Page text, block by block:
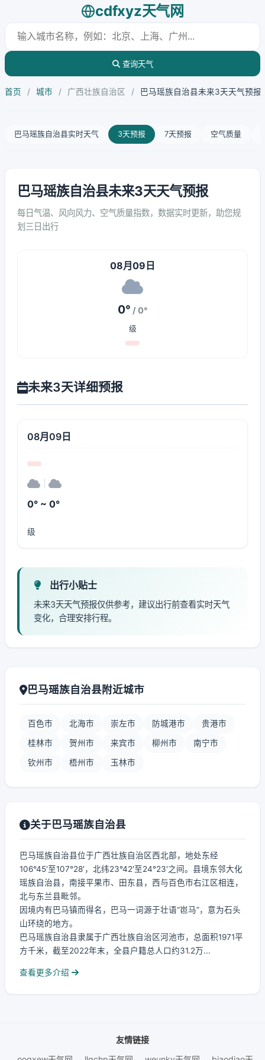
cdfxyz天气网
查询天气
首页 / 城市 / 广西壮族自治区 / 巴马瑶族自治县未来3天天气预报
巴马瑶族自治县实时天气 3天预报 7天预报 空气质量
巴马瑶族自治县未来3天天气预报
每日气温、风向风力、空气质量指数，数据实时更新，助您规
划三日出行
08月09日
0° / 0°
级
未来3天详细预报
08月09日
0° ~ 0°
级
出行小贴士
未来3天天气预报仅供参考，建议出行前查看实时天气
变化，合理安排行程。
巴马瑶族自治县附近城市
百色市 北海市 崇左市 防城港市 贵港市
桂林市 贺州市 来宾市 柳州市 南宁市
钦州市 梧州市 玉林市
关于巴马瑶族自治县
巴马瑶族自治县位于广西壮族自治区西北部，地处东经
106°45′至107°28′，北纬23°42′至24°23′之间。县境东邻大化
瑶族自治县，南接平果市、田东县，西与百色市右江区相连，
北与东兰县毗邻。
因境内有巴马镇而得名，巴马一词源于壮语“岜马”，意为石头
山环绕的地方。
巴马瑶族自治县隶属于广西壮族自治区河池市，总面积1971平
方千米，截至2022年末，全县户籍总人口约31.2万...
查看更多介绍
友情链接